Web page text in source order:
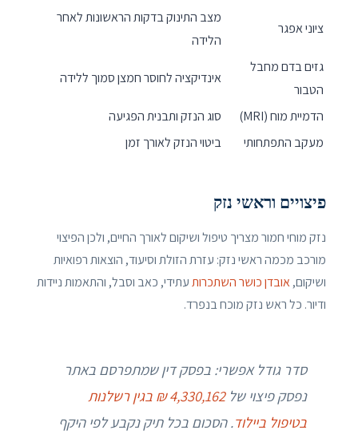
ציוני אפגר
מצב התינוק בדקות הראשונות לאחר
הלידה
גזים בדם מחבל
הטבור
אינדיקציה לחוסר חמצן סמוך ללידה
הדמיית מוח (MRI)
סוג הנזק ותבנית הפגיעה
מעקב התפתחותי
ביטוי הנזק לאורך זמן
פיצויים וראשי נזק
נזק מוחי חמור מצריך טיפול ושיקום לאורך החיים, ולכן הפיצוי
מורכב מכמה ראשי נזק: עזרת הזולת וסיעוד, הוצאות רפואיות
ושיקום,אובדן כושר השתכרותעתידי, כאב וסבל, והתאמות ניידות
ודיור. כל ראש נזק מוכח בנפרד.
סדר גודל אפשרי: בפסק דין שמתפרסם באתר
נפסק פיצוי של
4,330,162 ₪ בגין רשלנות
בטיפול ביילוד. הסכום בכל תיק נקבע לפי היקף